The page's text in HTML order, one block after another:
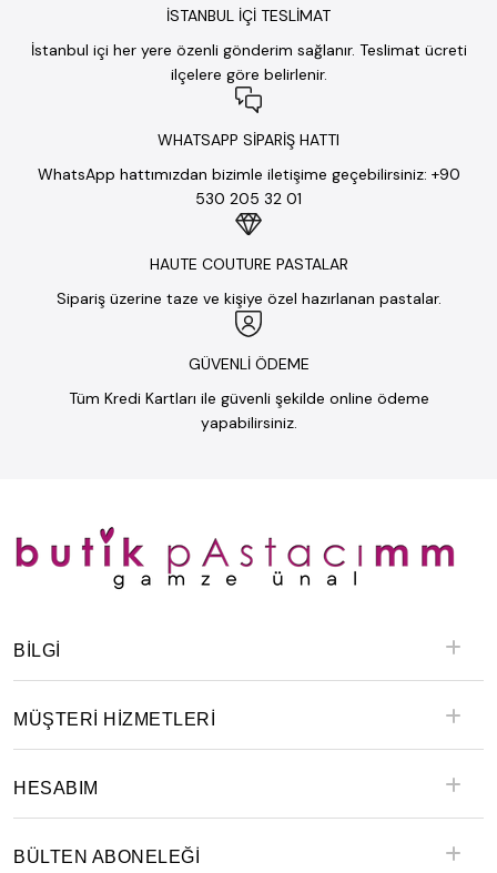
İSTANBUL İÇİ TESLİMAT
İstanbul içi her yere özenli gönderim sağlanır. Teslimat ücreti
ilçelere göre belirlenir.
WHATSAPP SİPARİŞ HATTI
WhatsApp hattımızdan bizimle iletişime geçebilirsiniz: +90
530 205 32 01
HAUTE COUTURE PASTALAR
Sipariş üzerine taze ve kişiye özel hazırlanan pastalar.
GÜVENLİ ÖDEME
Tüm Kredi Kartları ile güvenli şekilde online ödeme
yapabilirsiniz.
BILGI
MÜŞTERİ HİZMETLERİ
HESABIM
BÜLTEN ABONELEĞİ